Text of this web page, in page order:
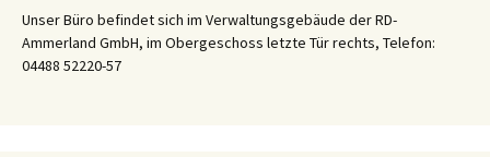
Unser Büro befindet sich im Verwaltungsgebäude der RD-
Ammerland GmbH, im Obergeschoss letzte Tür rechts, Telefon:
04488 52220-57